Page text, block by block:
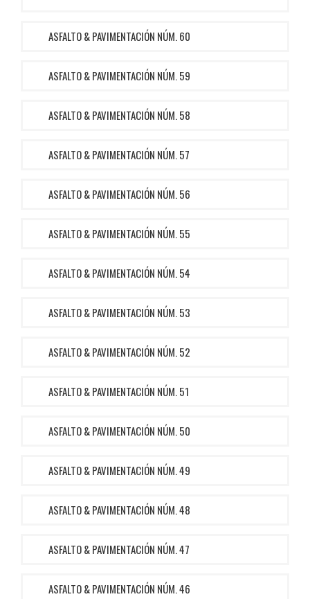
ASFALTO & PAVIMENTACIÓN NÚM. 60
ASFALTO & PAVIMENTACIÓN NÚM. 59
ASFALTO & PAVIMENTACIÓN NÚM. 58
ASFALTO & PAVIMENTACIÓN NÚM. 57
ASFALTO & PAVIMENTACIÓN NÚM. 56
ASFALTO & PAVIMENTACIÓN NÚM. 55
ASFALTO & PAVIMENTACIÓN NÚM. 54
ASFALTO & PAVIMENTACIÓN NÚM. 53
ASFALTO & PAVIMENTACIÓN NÚM. 52
ASFALTO & PAVIMENTACIÓN NÚM. 51
ASFALTO & PAVIMENTACIÓN NÚM. 50
ASFALTO & PAVIMENTACIÓN NÚM. 49
ASFALTO & PAVIMENTACIÓN NÚM. 48
ASFALTO & PAVIMENTACIÓN NÚM. 47
ASFALTO & PAVIMENTACIÓN NÚM. 46